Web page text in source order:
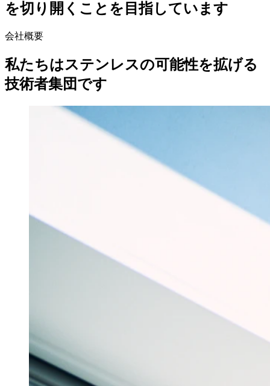
を切り開くことを目指しています
会社概要
私たちはステンレスの可能性を拡げる
技術者集団です